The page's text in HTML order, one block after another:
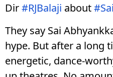
Dir#RJBalaji about
They say Sai
hype. But after a long
energetic, dance-